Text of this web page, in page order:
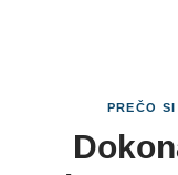
PREČO